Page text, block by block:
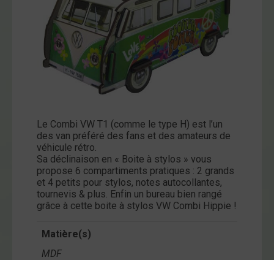
Le Combi VW T1 (comme le type H) est l’un
des van préféré des fans et des amateurs de
véhicule rétro.
Sa déclinaison en « Boite à stylos » vous
propose 6 compartiments pratiques : 2 grands
et 4 petits pour stylos, notes autocollantes,
tournevis & plus. Enfin un bureau bien rangé
grâce à cette boite à stylos VW Combi Hippie !
Matière(s)
MDF